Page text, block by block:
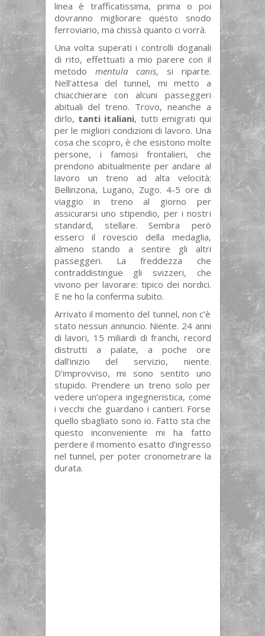
linea è trafficatissima, prima o poi
dovranno migliorare questo snodo
ferroviario, ma chissà quanto ci vorrà.
Una volta superati i controlli doganali
di rito, effettuati a mio parere con il
metodo mentula canis, si riparte.
Nell’attesa del tunnel, mi metto a
chiacchierare con alcuni passeggeri
abituali del treno. Trovo, neanche a
dirlo, tanti italiani, tutti emigrati qui
per le migliori condizioni di lavoro. Una
cosa che scopro, è che esistono molte
persone, i famosi frontalieri, che
prendono abitualmente per andare al
lavoro un treno ad alta velocità:
Bellinzona, Lugano, Zugo. 4-5 ore di
viaggio in treno al giorno per
assicurarsi uno stipendio, per i nostri
standard, stellare. Sembra però
esserci il rovescio della medaglia,
almeno stando a sentire gli altri
passeggeri. La freddezza che
contraddistingue gli svizzeri, che
vivono per lavorare: tipico dei nordici.
E ne ho la conferma subito.
Arrivato il momento del tunnel, non c’è
stato nessun annuncio. Niente. 24 anni
di lavori, 15 miliardi di franchi, record
distrutti a palate, a poche ore
dall’inizio del servizio, niente.
D’improvviso, mi sono sentito uno
stupido. Prendere un treno solo per
vedere un’opera ingegneristica, come
i vecchi che guardano i cantieri. Forse
quello sbagliato sono io. Fatto sta che
questo inconveniente mi ha fatto
perdere il momento esatto d’ingresso
nel tunnel, per poter cronometrare la
durata.